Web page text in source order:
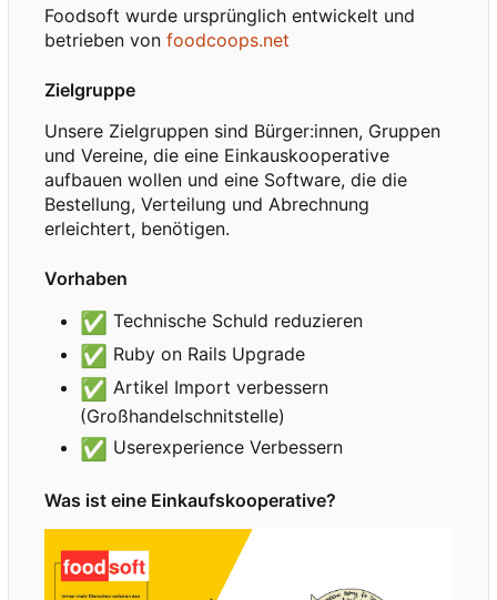
Foodsoft wurde ursprünglich entwickelt und
betrieben von foodcoops.net
Zielgruppe
Unsere Zielgruppen sind Bürger:innen, Gruppen
und Vereine, die eine Einkauskooperative
aufbauen wollen und eine Software, die die
Bestellung, Verteilung und Abrechnung
erleichtert, benötigen.
Vorhaben
✅ Technische Schuld reduzieren
✅ Ruby on Rails Upgrade
✅ Artikel Import verbessern
(Großhandelschnitstelle)
✅ Userexperience Verbessern
Was ist eine Einkaufskooperative?